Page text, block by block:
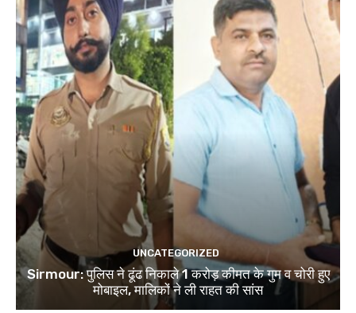
UNCATEGORIZED
Sirmour: पुलिस ने ढूंढ निकाले 1 करोड़ कीमत के गुम व चोरी हुए
मोबाइल, मालिकों ने ली राहत की सांस